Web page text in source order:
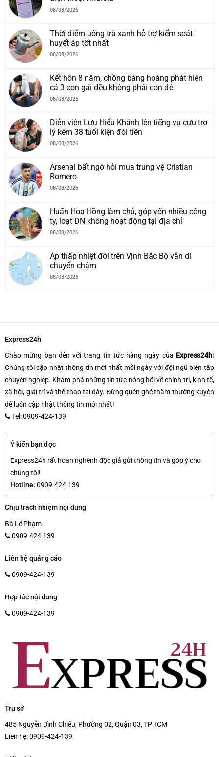
08/08/2026
Thời điểm uống trà xanh hỗ trợ kiểm soát
huyết áp tốt nhất
08/08/2026
Kết hôn 8 năm, chồng bàng hoàng phát hiện
cả 3 con gái đều không phải con đẻ
08/08/2026
Diễn viên Lưu Hiểu Khánh lên tiếng vụ cựu trợ
lý kém 38 tuổi kiện đòi tiền
08/08/2026
Arsenal bất ngờ hỏi mua trung vệ Cristian
Romero
08/08/2026
Huấn Hoa Hồng làm chủ, góp vốn nhiều công
ty, loạt DN không hoạt động tại địa chỉ
08/08/2026
Áp thấp nhiệt đới trên Vịnh Bắc Bộ vẫn di
chuyển chậm
08/08/2026
Express24h
Chào mừng bạn đến với trang tin tức hàng ngày của Express24h!
Chúng tôi cập nhật thông tin mới nhất mỗi ngày với đội ngũ biên tập
chuyên nghiệp. Khám phá những tin tức nóng hổi về chính trị, kinh tế,
xã hội, giải trí và thể thao tại đây. Đừng quên ghé thăm thường xuyên
để luôn cập nhật thông tin mới nhất!
Tel: 0909-424-139
Ý kiến bạn đọc
Express24h rất hoan nghênh độc giả gửi thông tin và góp ý cho
chúng tôi!
Hotline: 0909-424-139
Chịu trách nhiệm nội dung
Bà Lê Phạm
0909-424-139
Liên hệ quảng cáo
0909-424-139
Hợp tác nội dung
0909-424-139
Trụ sở
485 Nguyễn Đình Chiểu, Phường 02, Quận 03, TPHCM
Liên hệ:0909-424-139